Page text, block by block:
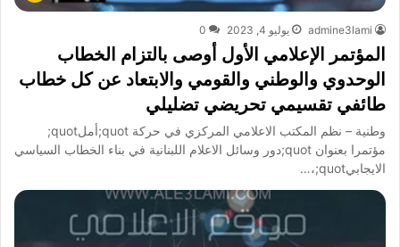
admine3lami يوليو 4, 2023 0
المؤتمر الإعلامي الأول أوصى بالتزام الخطاب
الوحدوي والوطني والقومي والابتعاد عن كل خطاب
طائفي تقسيمي تحريضي تضليلي
وطنية – نظم المكتب الاعلامي المركزي في حركة quot;أملquot;
مؤتمرا بعنوان quot;دور وسائل الاعلام اللبنانية في بناء الخطاب السياسي
الايجابيquot;،…